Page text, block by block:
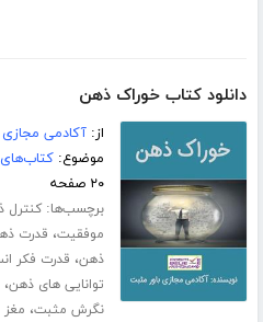
دانلود کتاب خوراک ذهن
از:آکادمی مجازی
موضوع:
۲۰ صفحه
برچسب‌ها:کنترل
موفقیت، قدرت
ذهن، قدرت فکر
توانایی های ذهن،
نگرش مثبت، مغز